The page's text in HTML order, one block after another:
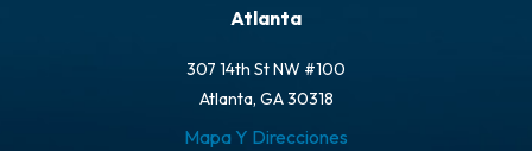
Atlanta
307 14th St NW #100
Atlanta, GA 30318
Mapa Y Direcciones